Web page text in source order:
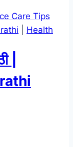
Care Tips
Health
|